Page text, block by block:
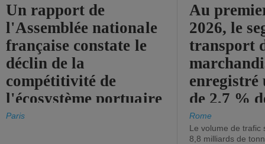
Un rapport de
l'Assemblée nationale
française constate le
déclin de la
compétitivité de
l'écosystème portuaire
de l'État.
Paris
Au
2026, le
transport
enregistré
de 2,7 %
chiffre
Rome
Le volume de trafic
8,8 milliards de